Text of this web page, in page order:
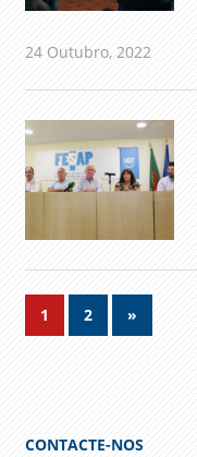
24 Outubro, 2022
Navegação
1 2
Next
Posts
»
CONTACTE-NOS